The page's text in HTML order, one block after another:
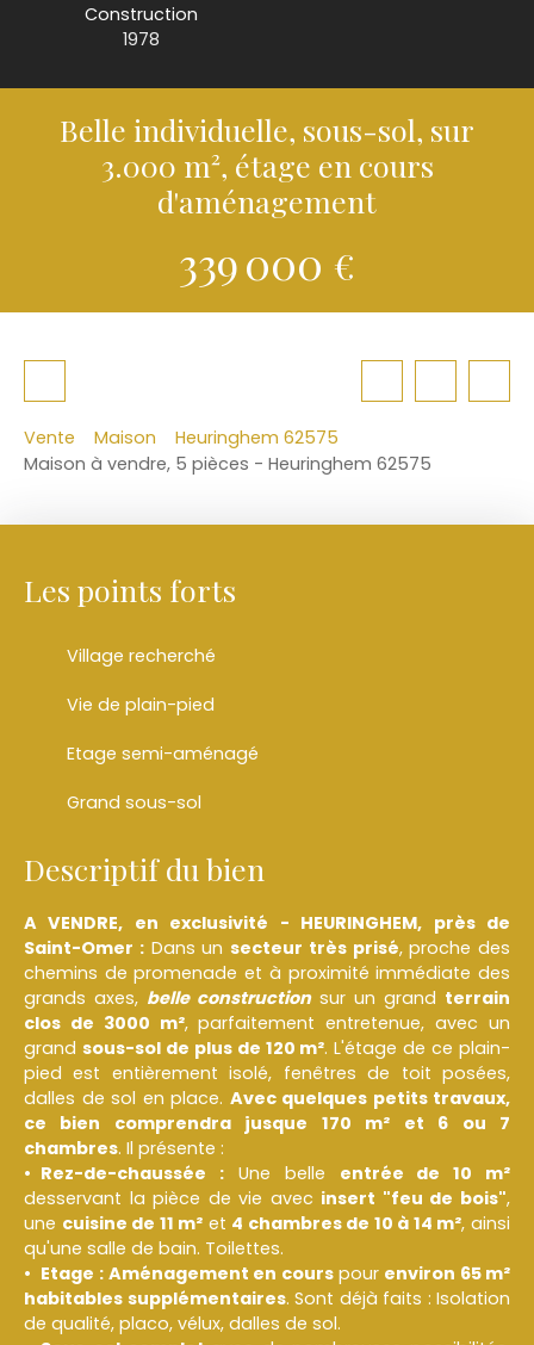
Construction
1978
Belle individuelle, sous-sol, sur
3.000 m², étage en cours
d'aménagement
339 000 €
Vente Maison
Heuringhem 62575
Maison à vendre, 5 pièces - Heuringhem 62575
Les points forts
Village recherché
Vie de plain-pied
Etage semi-aménagé
Grand sous-sol
Descriptif du bien
A VENDRE, en exclusivité - HEURINGHEM, près de
Saint-Omer :Dans un secteur très prisé, proche des
chemins de promenade et à proximité immédiate des
grands axes, belle constructionsur un grand terrain
clos de 3000 m², parfaitement entretenue, avec un
grand sous-sol de plus de 120 m². L'étage de ce plain-
pied est entièrement isolé, fenêtres de toit posées,
dalles de sol en place. Avec quelques petits travaux,
ce bien comprendra jusque 170 m² et 6 ou 7
chambres. Il présente :
Rez-de-chaussée : Une belle entrée de 10 m²
desservant la pièce de vie avec insert "feu de bois",
une cuisine de 11 m² et 4 chambres de 10 à 14 m², ainsi
qu'une salle de bain. Toilettes.
Etage : Aménagement en courspour environ 65 m²
habitables supplémentaires. Sont déjà faits : Isolation
de qualité, placo, vélux, dalles de sol.